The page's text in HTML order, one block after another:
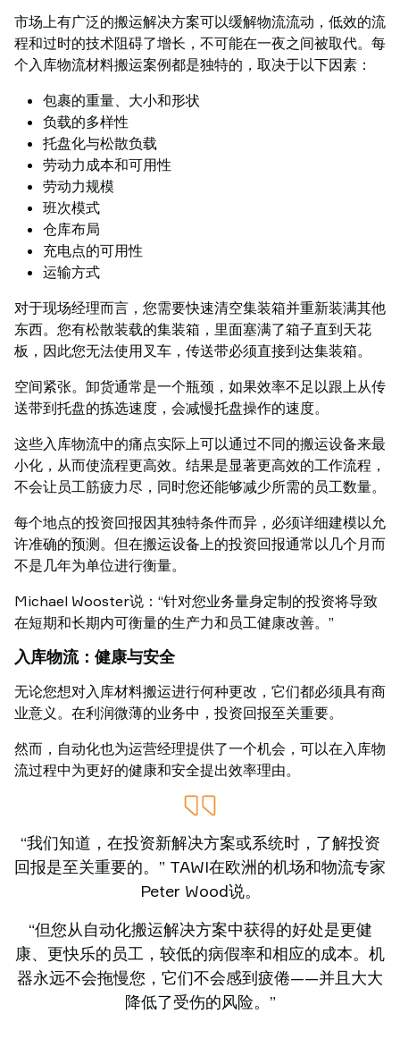
市场上有广泛的搬运解决方案可以缓解物流流动，低效的流
程和过时的技术阻碍了增长，不可能在一夜之间被取代。每
个入库物流材料搬运案例都是独特的，取决于以下因素：
包裹的重量、大小和形状
负载的多样性
托盘化与松散负载
劳动力成本和可用性
劳动力规模
班次模式
仓库布局
充电点的可用性
运输方式
对于现场经理而言，您需要快速清空集装箱并重新装满其他
东西。您有松散装载的集装箱，里面塞满了箱子直到天花
板，因此您无法使用叉车，传送带必须直接到达集装箱。
空间紧张。卸货通常是一个瓶颈，如果效率不足以跟上从传
送带到托盘的拣选速度，会减慢托盘操作的速度。
这些入库物流中的痛点实际上可以通过不同的搬运设备来最
小化，从而使流程更高效。结果是显著更高效的工作流程，
不会让员工筋疲力尽，同时您还能够减少所需的员工数量。
每个地点的投资回报因其独特条件而异，必须详细建模以允
许准确的预测。但在搬运设备上的投资回报通常以几个月而
不是几年为单位进行衡量。
Michael Wooster说：“针对您业务量身定制的投资将导致
在短期和长期内可衡量的生产力和员工健康改善。”
入库物流：健康与安全
无论您想对入库材料搬运进行何种更改，它们都必须具有商
业意义。在利润微薄的业务中，投资回报至关重要。
然而，自动化也为运营经理提供了一个机会，可以在入库物
流过程中为更好的健康和安全提出效率理由。
“我们知道，在投资新解决方案或系统时，了解投资
回报是至关重要的。” TAWI在欧洲的机场和物流专家
Peter Wood说。
“但您从自动化搬运解决方案中获得的好处是更健
康、更快乐的员工，较低的病假率和相应的成本。机
器永远不会拖慢您，它们不会感到疲倦——并且大大
降低了受伤的风险。”